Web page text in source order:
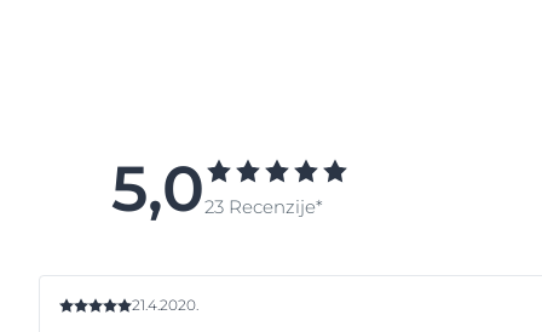
5,023 Recenzije*
21.4.2020.